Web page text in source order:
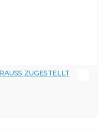
ZUGESTELLT I